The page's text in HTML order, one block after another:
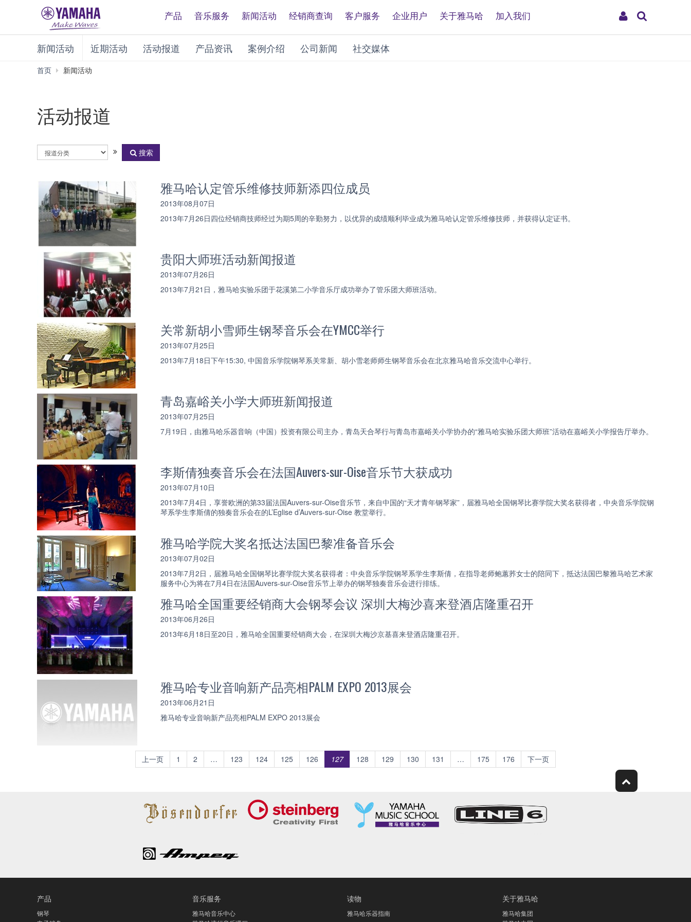
My
产品 音乐服务 新闻活动 经销商查询 客户服务 企业用户 关于雅马哈 加入我们
新闻活动 近期活动 活动报道 产品资讯 案例介绍 公司新闻 社交媒体
首页 新闻活动
活动报道
动
搜索
雅马哈认定管乐维修技师新添四位成员
2013年08月07日
2013年7月26日四位经销商技师经过为期5周的辛勤努力，以优异的成绩顺利毕业成为雅马哈认定管乐维修技师，并获得认定证书。
贵阳大师班活动新闻报道
2013年07月26日
2013年7月21日，雅马哈实验乐团于花溪第二小学音乐厅成功举办了管乐团大师班活动。
关常新胡小雪师生钢琴音乐会在YMCC举行
2013年07月25日
2013年7月18日下午15:30, 中国音乐学院钢琴系关常新、胡小雪老师师生钢琴音乐会在北京雅马哈音乐交流中心举行。
青岛嘉峪关小学大师班新闻报道
2013年07月25日
7月19日，由雅马哈乐器音响（中国）投资有限公司主办，青岛天合琴行与青岛市嘉峪关小学协办的“雅马哈实验乐团大师班”活动在嘉峪关小学报告厅举办。
李斯倩独奏音乐会在法国Auvers-sur-Oise音乐节大获成功
2013年07月10日
2013年7月4日，享誉欧洲的第33届法国Auvers-sur-Oise音乐节，来自中国的“天才青年钢琴家”，届雅马哈全国钢琴比赛学院大奖名获得者，中央音乐学院钢
琴系学生李斯倩的独奏音乐会在的L’Eglise d’Auvers-sur-Oise 教堂举行。
雅马哈学院大奖名抵达法国巴黎准备音乐会
2013年07月02日
2013年7月2日，届雅马哈全国钢琴比赛学院大奖名获得者：中央音乐学院钢琴系学生李斯倩，在指导老师鲍蕙荞女士的陪同下，抵达法国巴黎雅马哈艺术家
服务中心为将在7月4日在法国Auvers-sur-Oise音乐节上举办的钢琴独奏音乐会进行排练。
雅马哈全国重要经销商大会钢琴会议 深圳大梅沙喜来登酒店隆重召开
2013年06月26日
2013年6月18日至20日，雅马哈全国重要经销商大会，在深圳大梅沙京基喜来登酒店隆重召开。
雅马哈专业音响新产品亮相PALM EXPO 2013展会
2013年06月21日
雅马哈专业音响新产品亮相PALM EXPO 2013展会
上一页 1 2 … 123 124 125 126 127 128 129 130 131 … 175 176 下一页
产品
钢琴
音乐服务
雅马哈音乐中心
读物
雅马哈乐器指南
关于雅马哈
雅马哈集团